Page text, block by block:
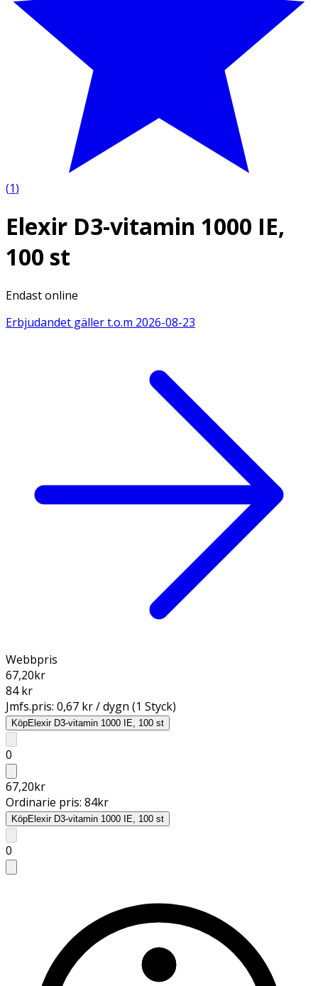
(1)
Elexir D3-vitamin 1000 IE,
100 st
Endast online
Erbjudandet gäller t.o.m 2026-08-23
Webbpris
67,20kr
84 kr
Jmfs.pris: 0,67 kr / dygn (1 Styck)
KöpElexir D3-vitamin 1000 IE, 100 st
0
67,20kr
Ordinarie pris: 84kr
KöpElexir D3-vitamin 1000 IE, 100 st
0